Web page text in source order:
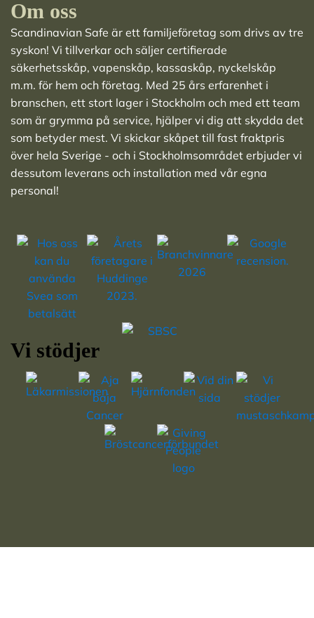
Om oss
Scandinavian Safe är ett familjeföretag som drivs av tre
syskon! Vi tillverkar och säljer certifierade
säkerhetsskåp, vapenskåp, kassaskåp, nyckelskåp
m.m. för hem och företag. Med 25 års erfarenhet i
branschen, ett stort lager i Stockholm och med ett team
som är grymma på service, hjälper vi dig att skydda det
som betyder mest. Vi skickar skåpet till fast fraktpris
över hela Sverige - och i Stockholmsområdet erbjuder vi
dessutom leverans och installation med vår egna
personal!
Vi stödjer